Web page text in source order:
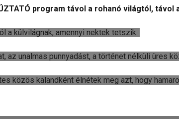
program távol a rohanó világtól,
a külvilágnak, amennyi nektek tetszik.
az unalmas punnyadást, a történet nélküli üres
közös kalandként élnétek meg azt, hogy